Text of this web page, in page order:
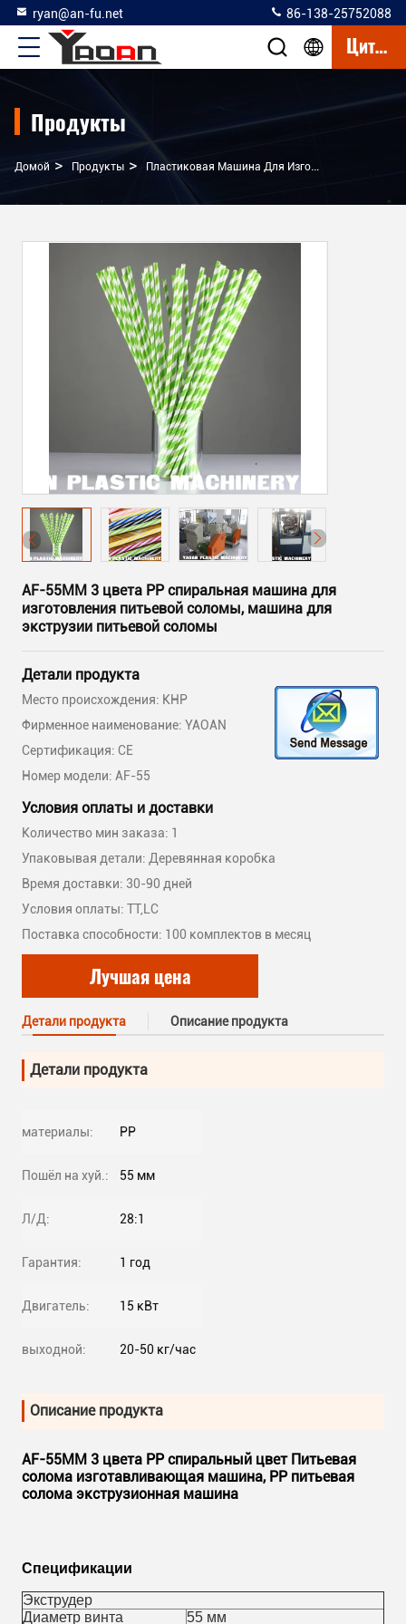
ryan@an-fu.net 86-138-25752088
Цитата
Продукты
Домой > Продукты > Пластиковая Машина Для Изготовления Соломы Из Ротана
AF-55MM 3 цвета PP спиральная машина для
изготовления питьевой соломы, машина для
экструзии питьевой соломы
Детали продукта
Место происхождения: КНР
Фирменное наименование: YAOAN
Сертификация: CE
Номер модели: AF-55
Условия оплаты и доставки
Количество мин заказа: 1
Упаковывая детали: Деревянная коробка
Время доставки: 30-90 дней
Условия оплаты: TT,LC
Поставка способности: 100 комплектов в месяц
Лучшая цена
Детали продукта Описание продукта
Детали продукта
материалы: PP
Пошёл на хуй.: 55 мм
Л/Д: 28:1
Гарантия: 1 год
Двигатель: 15 кВт
выходной: 20-50 кг/час
Описание продукта
AF-55MM 3 цвета PP спиральный цвет Питьевая
солома изготавливающая машина, PP питьевая
солома экструзионная машина
Спецификации
Экструдер
Диаметр винта
55 мм